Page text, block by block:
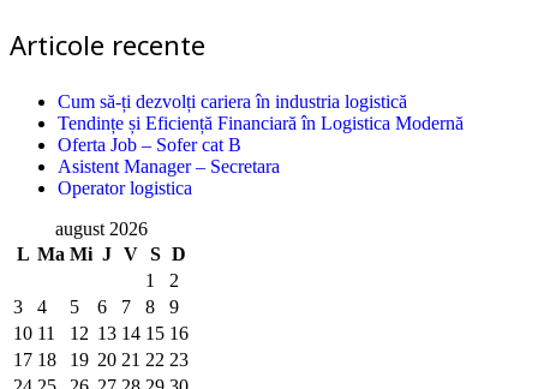
Articole recente
Cum să-ți dezvolți cariera în industria logistică
Tendințe și Eficiență Financiară în Logistica Modernă
Oferta Job – Sofer cat B
Asistent Manager – Secretara
Operator logistica
august 2026
L Ma Mi J V S D
1
2
3
4 5 6 7 8
9
10 11 12 13 14 15 16
17 18 19 20 21 22 23